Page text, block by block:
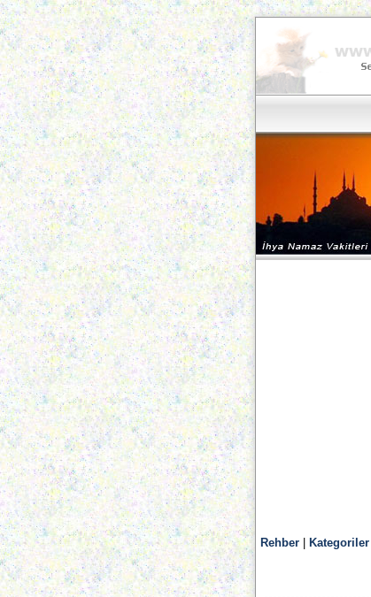
Rehber Kategoriler